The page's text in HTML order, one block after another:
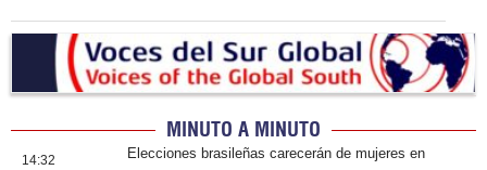
MINUTO A MINUTO
14:32
Elecciones brasileñas carecerán de mujeres en